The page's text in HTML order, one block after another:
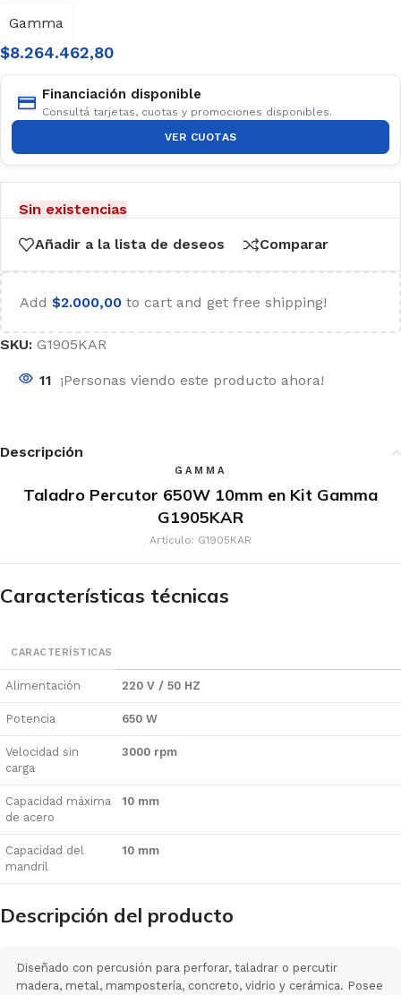
Gamma
$8.264.462,80
Financiación disponible
Consultá tarjetas, cuotas y promociones disponibles.
VER CUOTAS
Sin existencias
Añadir a la lista de deseos Comparar
Add $2.000,00 to cart and get free shipping!
SKU: G1905KAR
11 ¡Personas viendo este producto ahora!
Descripción
GAMMA
Taladro Percutor 650W 10mm en Kit Gamma
G1905KAR
Artículo: G1905KAR
Características técnicas
CARACTERÍSTICAS
Alimentación 220 V / 50 HZ
Potencia 650 W
Velocidad sin
carga
3000 rpm
Capacidad máxima
de acero
10 mm
Capacidad del
mandril
10 mm
Descripción del producto
Diseñado con percusión para perforar, taladrar o percutir
madera, metal, mampostería, concreto, vidrio y cerámica. Posee